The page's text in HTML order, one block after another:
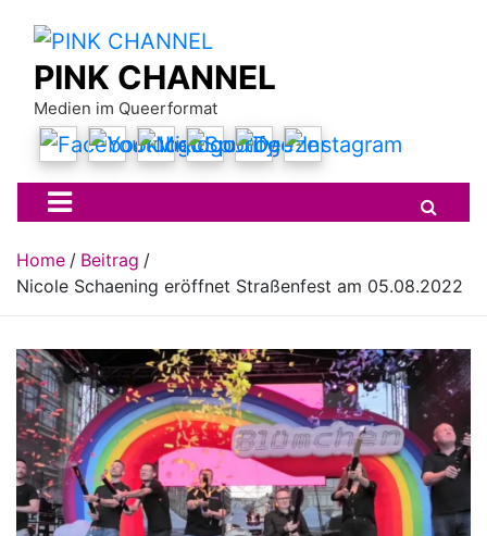
contentPINK CHANNEL
Medien im Queerformat
Home
Beitrag
Nicole Schaening eröffnet Straßenfest am 05.08.2022